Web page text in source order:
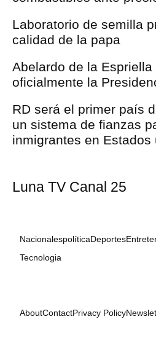
Laboratorio de semilla
calidad de la papa
Abelardo de la Espriella
oficialmente la
RD será el primer país
un sistema de fianzas
inmigrantes en Estados
Luna TV Canal 25
NacionalespolíticaDeportes
Tecnologia
AboutContactPrivacy Policy